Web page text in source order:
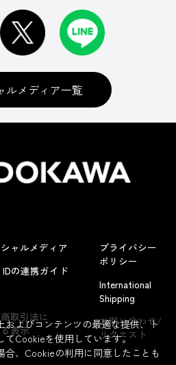
よくあるお問い合わせ
ルメディア一覧
ャルメディア
IDの連携ガイド
取引法に
表示
プライバシー
ポリシー
International
Shipping
お問い合わせ/
リクエスト
およびコンテンツの最適な提供、ト
てCookieを使用しています。
、Cookieの利用に同意したことも